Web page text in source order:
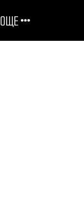
ОЩЕ